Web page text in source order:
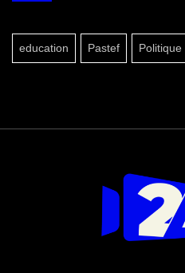
education Pastef Politique